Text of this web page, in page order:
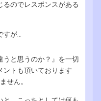
のでレスポンスがある
すが...
うと思うのか？』を一切
ントも頂いております
せん。